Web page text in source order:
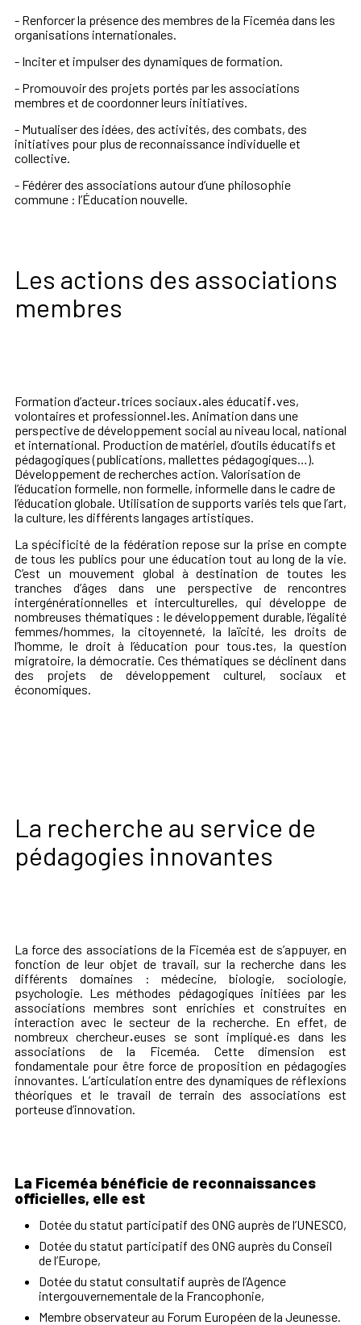
- Renforcer la présence des membres de la Ficeméa dans les
organisations internationales.
- Inciter et impulser des dynamiques de formation.
- Promouvoir des projets portés par les associations
membres et de coordonner leurs initiatives.
- Mutualiser des idées, des activités, des combats, des
initiatives pour plus de reconnaissance individuelle et
collective.
- Fédérer des associations autour d’une philosophie
commune : l’Éducation nouvelle.
Les actions des associations
membres
Formation d’acteur·trices sociaux·ales éducatif·ves,
volontaires et professionnel·les. Animation dans une
perspective de développement social au niveau local, national
et international. Production de matériel, d’outils éducatifs et
pédagogiques (publications, mallettes pédagogiques…).
Développement de recherches action. Valorisation de
l’éducation formelle, non formelle, informelle dans le cadre de
l’éducation globale. Utilisation de supports variés tels que l’art,
la culture, les différents langages artistiques.
La spécificité de la fédération repose sur la prise en compte
de tous les publics pour une éducation tout au long de la vie.
C’est un mouvement global à destination de toutes les
tranches d’âges dans une perspective de rencontres
intergénérationnelles et interculturelles, qui développe de
nombreuses thématiques : le développement durable, l’égalité
femmes/hommes, la citoyenneté, la laïcité, les droits de
l’homme, le droit à l’éducation pour tous·tes, la question
migratoire, la démocratie. Ces thématiques se déclinent dans
des projets de développement culturel, sociaux et
économiques.
La recherche au service de
pédagogies innovantes
La force des associations de la Ficeméa est de s’appuyer, en
fonction de leur objet de travail, sur la recherche dans les
différents domaines : médecine, biologie, sociologie,
psychologie. Les méthodes pédagogiques initiées par les
associations membres sont enrichies et construites en
interaction avec le secteur de la recherche. En effet, de
nombreux chercheur·euses se sont impliqué·es dans les
associations de la Ficeméa. Cette dimension est
fondamentale pour être force de proposition en pédagogies
innovantes. L’articulation entre des dynamiques de réflexions
théoriques et le travail de terrain des associations est
porteuse d’innovation.
La Ficeméa bénéficie de reconnaissances
officielles, elle est
Dotée du statut participatif des ONG auprès de l’UNESCO,
Dotée du statut participatif des ONG auprès du Conseil
de l’Europe,
Dotée du statut consultatif auprès de l’Agence
intergouvernementale de la Francophonie,
Membre observateur au Forum Européen de la Jeunesse.